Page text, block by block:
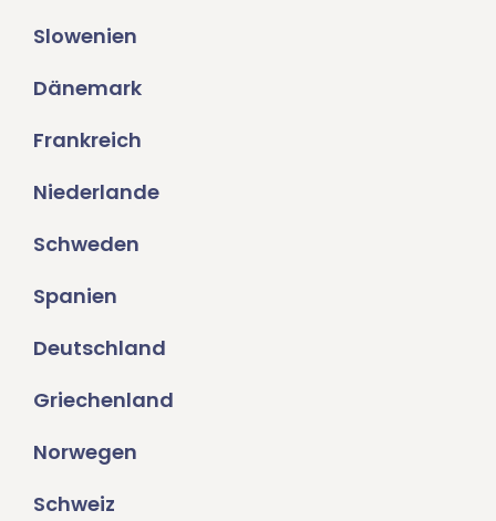
Slowenien
Dänemark
Frankreich
Niederlande
Schweden
Spanien
Deutschland
Griechenland
Norwegen
Schweiz